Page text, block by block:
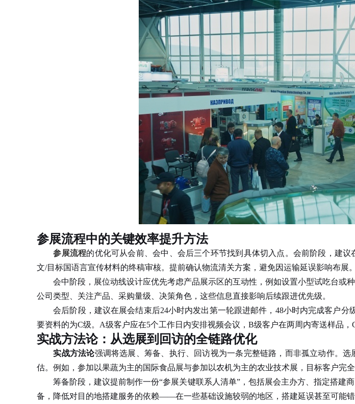
参展流程中的关键效率提升方法
参展流程的优化可从会前、会中、会后三个环节找到具体切入点。会前阶段，建
文/目标国语言宣传材料的终稿审核。提前确认物流清关方案，避免因运输延误影响布展。
会中阶段，展位动线设计应优先考虑产品展示区的互动性，例如设置小型试吃台或
公司类型、关注产品、采购量级、决策角色，这些信息直接影响后续跟进优先级。
会后阶段，建议在展会结束后24小时内发出第一轮跟进邮件，48小时内完成客户分
要资料的为C级。A级客户应在5个工作日内安排视频会议，B级客户在两周内寄送样品，
实战方法论：从选展到回访的全链路优化
实战方法论强调将选展、筹备、执行、回访视为一条完整链路，而非孤立动作。
估。例如，参加以果蔬为主的国际食品展与参加以农机为主的农业技术展，目标客户完全
筹备阶段，建议提前制作一份“参展关键联系人清单”，包括展会主办方、指定搭建
备，降低对目的地搭建服务的依赖——在一些基础设施较弱的地区，搭建延误甚至可能错